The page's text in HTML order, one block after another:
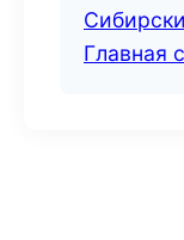
Главная